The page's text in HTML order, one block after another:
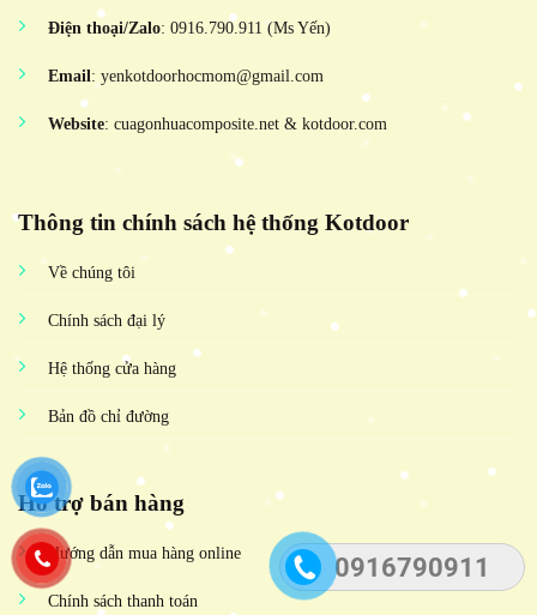
0916790911
Điện thoại/Zalo: 0916.790.911 (Ms Yến)
Email: yenkotdoorhocmom@gmail.com
Website: cuagonhuacomposite.net & kotdoor.com
Thông tin chính sách hệ thống Kotdoor
Về chúng tôi
Chính sách đại lý
Hệ thống cửa hàng
Bản đồ chỉ đường
Hỗ trợ bán hàng
Hướng dẫn mua hàng online
Chính sách thanh toán